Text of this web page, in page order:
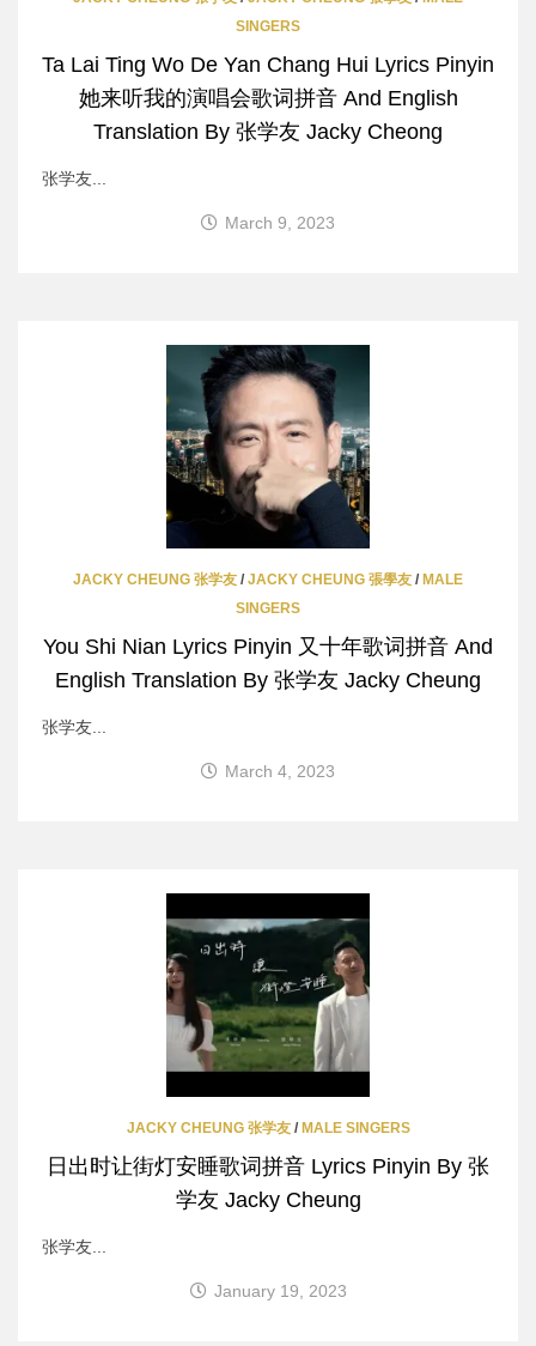
SINGERS
Ta Lai Ting Wo De Yan Chang Hui Lyrics Pinyin
她来听我的演唱会歌词拼音 And English
Translation By 张学友 Jacky Cheong
张学友...
March 9, 2023
JACKY CHEUNG 张学友 / JACKY CHEUNG 張學友 / MALE
SINGERS
You Shi Nian Lyrics Pinyin 又十年歌词拼音 And
English Translation By 张学友 Jacky Cheung
张学友...
March 4, 2023
JACKY CHEUNG 张学友/ MALE SINGERS
日出时让街灯安睡歌词拼音 Lyrics Pinyin By 张
学友 Jacky Cheung
张学友...
January 19, 2023